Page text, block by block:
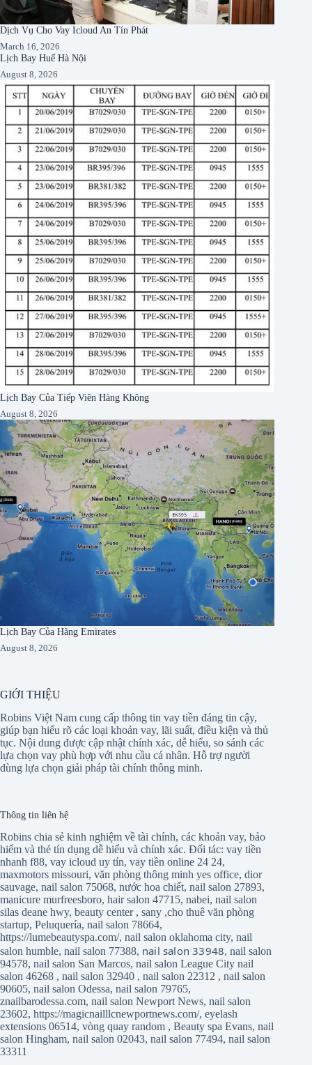
Dịch Vụ Cho Vay Icloud An Tín Phát
March 16, 2026
Lịch Bay Huế Hà Nội
August 8, 2026
Lịch Bay Của Tiếp Viên Hàng Không
August 8, 2026
Lịch Bay Của Hãng Emirates
August 8, 2026
GIỚI THIỆU
Robins Việt Nam cung cấp thông tin vay tiền đáng tin cậy,
giúp bạn hiểu rõ các loại khoản vay, lãi suất, điều kiện và thủ
tục. Nội dung được cập nhật chính xác, dễ hiểu, so sánh các
lựa chọn vay phù hợp với nhu cầu cá nhân. Hỗ trợ người
dùng lựa chọn giải pháp tài chính thông minh.
Thông tin liên hệ
Robins chia sẻ kinh nghiệm về tài chính, các khoản vay, bảo
hiểm và thẻ tín dụng dễ hiểu và chính xác. Đối tác: vay tiền
nhanh f88, vay icloud uy tín, vay tiền online 24 24,
maxmotors missouri, văn phòng thông minh yes office, dior
sauvage, nail salon 75068, nước hoa chiết, nail salon 27893,
manicure murfreesboro, hair salon 47715, nabei, nail salon
silas deane hwy, beauty center, sany ,cho thuê văn phòng
startup, Peluquería, nail salon 78664,
https://lumebeautyspa.com/, nail salon oklahoma city, nail
salon humble, nail salon 77388, nail salon 33948,nail salon
94578, nail salon San Marcos, nail salon League City nail
salon 46268 , nail salon 32940 , nail salon 22312 , nail salon
90605, nail salon Odessa, nail salon 79765,
znailbarodessa.com, nail salon Newport News, nail salon
23602, https://magicnailllcnewportnews.com/, eyelash
extensions 06514, vòng quay random , Beauty spa Evans, nail
salon Hingham, nail salon 02043, nail salon 77494, nail salon
33311